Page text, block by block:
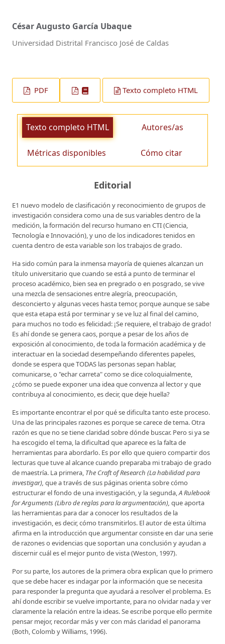
César Augusto García Ubaque
Universidad Distrital Francisco José de Caldas
PDF Texto completo HTML
Texto completo HTML Autores/as
Métricas disponibles Cómo citar
Editorial
E1 nuevo modelo de clasificación y reconocimiento de grupos de
investigación considera como una de sus variables dentro de la
medición, la formación del recurso humano en CTI (Ciencia,
Tecnología e Innovación), y uno de los indicadores tenidos en
cuenta dentro de esta variable son los trabajos de grado.
Ha sido común para la inmensa mayoría de quienes alcanzan un
título universitario que cuando se está a punto de terminar el
proceso académico, bien sea en pregrado o en posgrado, se vive
una mezcla de sensaciones entre alegría, preocupación,
desconcierto y algunas veces hasta temor, porque aunque se sabe
que esta etapa está por terminar y se ve luz al final del camino,
para muchos no todo es felicidad: ¡Se requiere, el trabajo de grado!
Es ahí donde se genera caos, porque a pesar de los años de
exposición al conocimiento, de toda la formación académica y de
interactuar en la sociedad desempeñando diferentes papeles,
donde se espera que TODAS las personas sepan hablar,
comunicarse, o "echar carreta" como se dice coloquialmente,
¿cómo se puede exponer una idea que convenza al lector y que
contribuya al conocimiento, es decir, que deje huella?
Es importante encontrar el por qué se dificulta tanto este proceso.
Una de las principales razones es porque se carece de tema. Otra
razón es que no se tiene claridad sobre dónde buscar. Pero si ya se
ha escogido el tema, la dificultad que aparece es la falta de
herramientas para abordarlo. Es por ello que quiero compartir dos
lecturas que tuve al alcance cuando preparaba mi trabajo de grado
de maestría. La primera, The Craft of Research (La habilidad para
investigar), que a través de sus páginas orienta sobre cómo
estructurar el fondo de una investigación, y la segunda,A Rulebook
for Arguments (Libro de reglas para la argumentación), que aporta
las herramientas para dar a conocer los resultados de la
investigación, es decir, cómo transmitirlos. El autor de esta última
afirma en la introducción que argumentar consiste en dar una serie
de razones o evidencias que soportan una conclusión y ayudan a
discernir cuál es el mejor punto de vista (Weston, 1997).
Por su parte, los autores de la primera obra explican que lo primero
que se debe hacer es indagar por la información que se necesita
para responder la pregunta que ayudará a resolver el problema. Es
ahí donde escribir se vuelve importante, para no olvidar nada y ver
claramente la relación entre la ideas. Se escribe porque ello permite
pensar mejor, recordar más y ver con más claridad el panorama
(Both, Colomb y Williams, 1996).